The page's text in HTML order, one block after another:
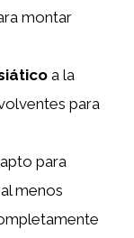
montar
a la
para
para
menos